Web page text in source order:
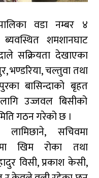
वडा नम्बर ४
शमशानघाट
सक्रियता देखाएका
भण्डरिया, चल्तुवा तथा
बासिन्दाको बृहत
उज्जवल बिसीको
गठन गरेको छ ।
लामिछाने, सचिवमा
खिम रोका तथा
विसी, प्रकाश केसी,